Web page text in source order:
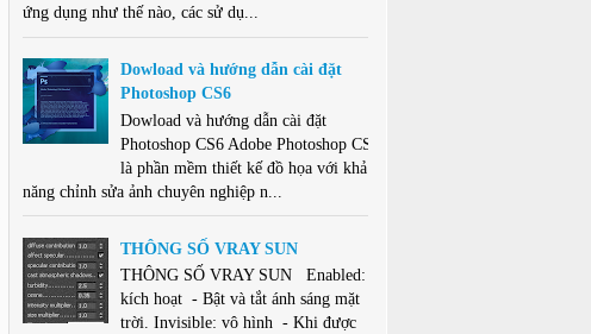
ứng dụng như thế nào, các sử dụ...
Dowload và hướng dẫn cài đặt
Photoshop CS6
Dowload và hướng dẫn cài đặt
Photoshop CS6 Adobe Photoshop CS6
là phần mềm thiết kế đồ họa với khả
năng chỉnh sửa ảnh chuyên nghiệp n...
THÔNG SỐ VRAY SUN
THÔNG SỐ VRAY SUN Enabled:
kích hoạt - Bật và tắt ánh sáng mặt
trời. Invisible: vô hình - Khi được